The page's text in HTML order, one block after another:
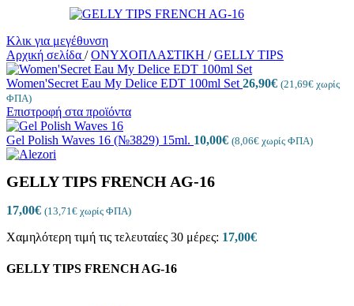
Κλικ για μεγέθυνση
Αρχική σελίδα / ΟΝΥΧΟΠΛΑΣΤΙΚΗ / GELLY TIPS
Women'Secret Eau My Delice EDT 100ml Set 26,90€ (21,69€ χωρίς
ΦΠΑ)
Επιστροφή στα προϊόντα
Gel Polish Waves 16 (№3829) 15ml. 10,00€ (8,06€ χωρίς ΦΠΑ)
GELLY TIPS FRENCH AG-16
17,00€ (13,71€ χωρίς ΦΠΑ)
Χαμηλότερη τιμή τις τελευταίες 30 μέρες: 17,00€
GELLY TIPS FRENCH AG-16